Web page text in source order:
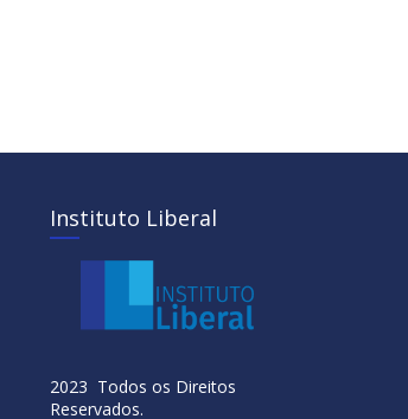
Instituto Liberal
2023 Todos os Direitos
Reservados.